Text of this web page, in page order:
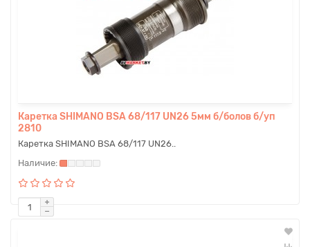
Каретка SHIMANO BSA 68/117 UN26 5мм б/болов б/уп
2810
Каретка SHIMANO BSA 68/117 UN26..